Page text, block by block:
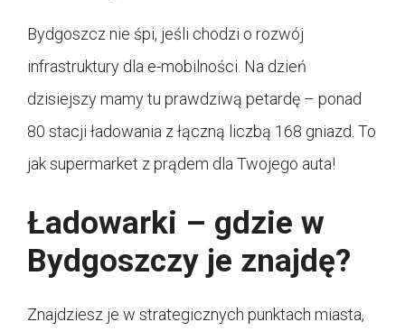
Bydgoszcz nie śpi, jeśli chodzi o rozwój
infrastruktury dla e-mobilności. Na dzień
dzisiejszy mamy tu prawdziwą petardę – ponad
80 stacji ładowania z łączną liczbą 168 gniazd. To
jak supermarket z prądem dla Twojego auta!
Ładowarki – gdzie w
Bydgoszczy je znajdę?
Znajdziesz je w strategicznych punktach miasta,